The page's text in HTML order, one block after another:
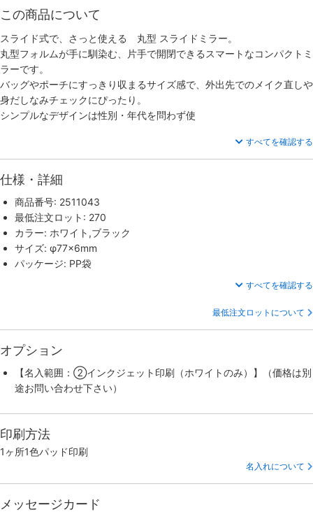
この商品について
スライド式で、さっと使える 丸型 スライドミラー。
丸型フォルムが手に馴染む、片手で開閉できるスマートなコンパクトミ
ラーです。
バッグやポーチにすっきり収まるサイズ感で、外出先でのメイク直しや
身だしなみチェックにぴったり。
シンプルなデザインは性別・年代を問わず使
すべてを確認する
仕様・詳細
商品番号: 2511043
最低注文ロット: 270
カラー: ホワイト,ブラック
サイズ: φ77×6mm
パッケージ: PP袋
すべてを確認する
最低注文ロットについて
オプション
【名入範囲：②インクジェット印刷（ホワイトのみ）】（価格は別
途お問い合わせ下さい）
印刷方法
1ヶ所1色パッド印刷
名入れについて
メッセージカード